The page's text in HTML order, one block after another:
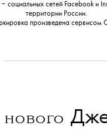
‒ социальных сетей Facebook и
территории России.
произведена сервисом